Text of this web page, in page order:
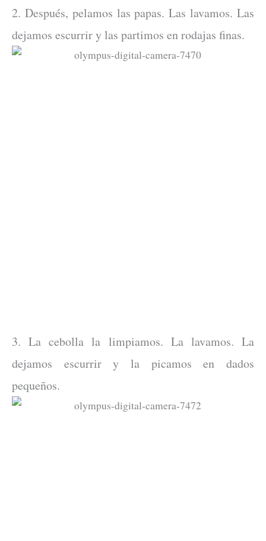
2. Después, pelamos las papas. Las lavamos. Las
dejamos escurrir y las partimos en rodajas finas.
3. La cebolla la limpiamos. La lavamos. La
dejamos escurrir y la picamos en dados
pequeños.